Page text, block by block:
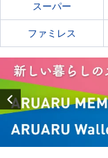
スーパー
ファミレス
Previous